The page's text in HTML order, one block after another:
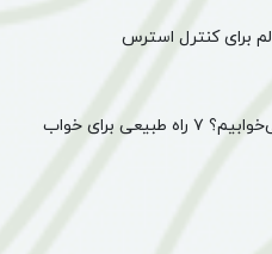
چرا با وجود خستگی نمی‌خوابیم؟ ۷ راه طبیعی برای خواب